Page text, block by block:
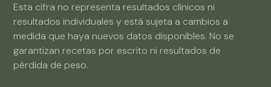
Esta cifra no representa resultados clínicos ni
resultados individuales y está sujeta a cambios a
medida que haya nuevos datos disponibles. No se
garantizan recetas por escrito ni resultados de
pérdida de peso.